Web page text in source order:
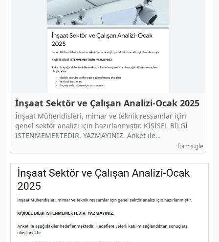
İnşaat Sektör ve Çalışan Analizi-Ocak 2025
İnşaat Mühendisleri, mimar ve teknik ressamlar için
genel sektör analizi için hazırlanmıştır. KİŞİSEL BİLGİ
İSTENMEMEKTEDİR. YAZMAYINIZ. Anket ile…
forms.gle